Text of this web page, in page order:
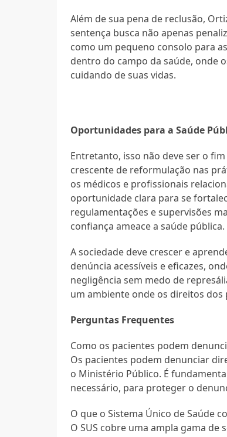
Além de sua pena de reclusão,
sentença busca não apenas
como um pequeno consolo para
dentro do campo da saúde, onde
cuidando de suas vidas.
Oportunidades para a Saúde
Entretanto, isso não deve ser o
crescente de reformulação nas
os médicos e profissionais
oportunidade clara para se
regulamentações e supervisões
confiança ameace a saúde pública.
A sociedade deve crescer e
denúncia acessíveis e eficazes,
negligência sem medo de
um ambiente onde os direitos
Perguntas Frequentes
Como os pacientes podem
Os pacientes podem denunciar
o Ministério Público. É
necessário, para proteger o
O que o Sistema Único de Saúde
O SUS cobre uma ampla gama